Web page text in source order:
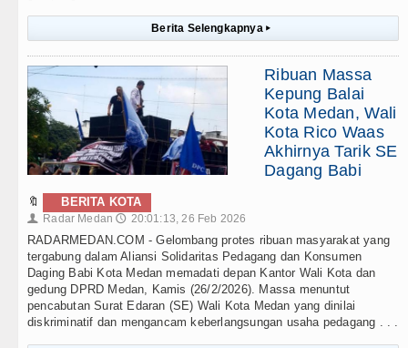
Berita Selengkapnya ▸
Ribuan Massa
Kepung Balai
Kota Medan, Wali
Kota Rico Waas
Akhirnya Tarik SE
Dagang Babi
🔖 BERITA KOTA
👤 Radar Medan 🕔 20:01:13, 26 Feb 2026
RADARMEDAN.COM - Gelombang protes ribuan masyarakat yang
tergabung dalam Aliansi Solidaritas Pedagang dan Konsumen
Daging Babi Kota Medan memadati depan Kantor Wali Kota dan
gedung DPRD Medan, Kamis (26/2/2026). Massa menuntut
pencabutan Surat Edaran (SE) Wali Kota Medan yang dinilai
diskriminatif dan mengancam keberlangsungan usaha pedagang . . .